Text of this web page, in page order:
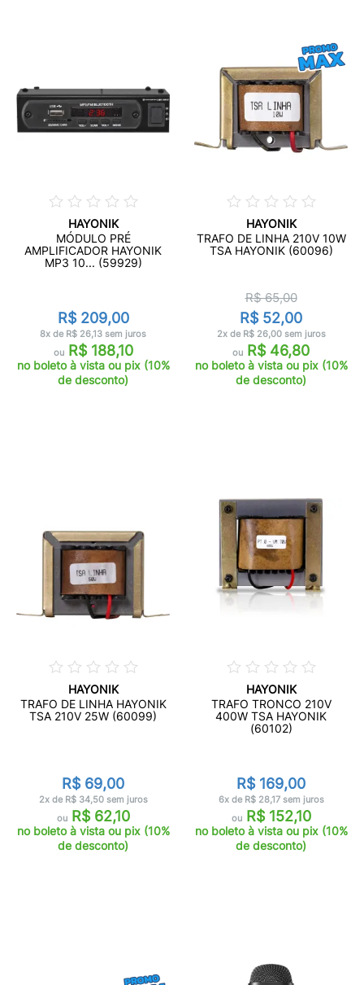
HAYONIK
MÓDULO PRÉ
AMPLIFICADOR HAYONIK
MP3 10... (59929)
R$ 209,00
8x de R$ 26,13 sem juros
ouR$ 188,10
no boleto à vista ou pix (10%
de desconto)
HAYONIK
TRAFO DE LINHA 210V 10W
TSA HAYONIK (60096)
R$ 65,00
R$ 52,00
2x de R$ 26,00 sem juros
ou R$ 46,80
no boleto à vista ou pix (10%
de desconto)
HAYONIK
TRAFO DE LINHA HAYONIK
TSA 210V 25W (60099)
R$ 69,00
2x de R$ 34,50 sem juros
ouR$ 62,10
no boleto à vista ou pix (10%
de desconto)
HAYONIK
TRAFO TRONCO 210V
400W TSA HAYONIK
(60102)
R$ 169,00
6x de R$ 28,17 sem juros
ouR$ 152,10
no boleto à vista ou pix (10%
de desconto)